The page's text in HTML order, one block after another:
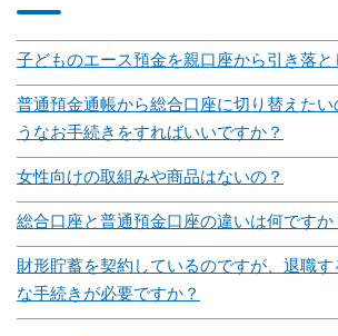
子どものエース預金を親口座から引き落と
普通預金通帳から総合口座に切り替えたい
うなお手続きをすればいいですか？
女性向けの取組みや商品はないの？
総合口座と普通預金口座の違いは何ですか
財形貯蓄を契約しているのですが、退職す
な手続きが必要ですか？